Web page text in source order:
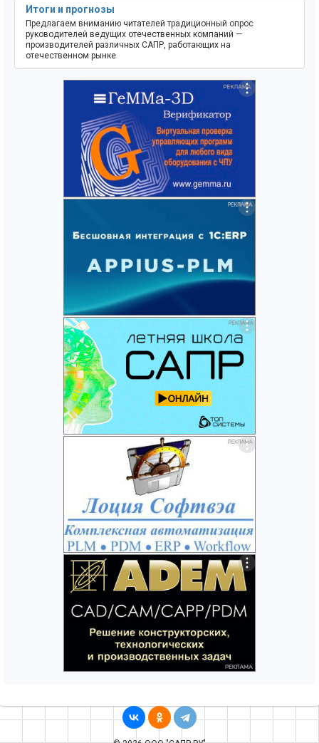
Итоги и прогнозы
Предлагаем вниманию читателей традиционный опрос
руководителей ведущих отечественных компаний —
производителей различных САПР, работающих на
отечественном рынке